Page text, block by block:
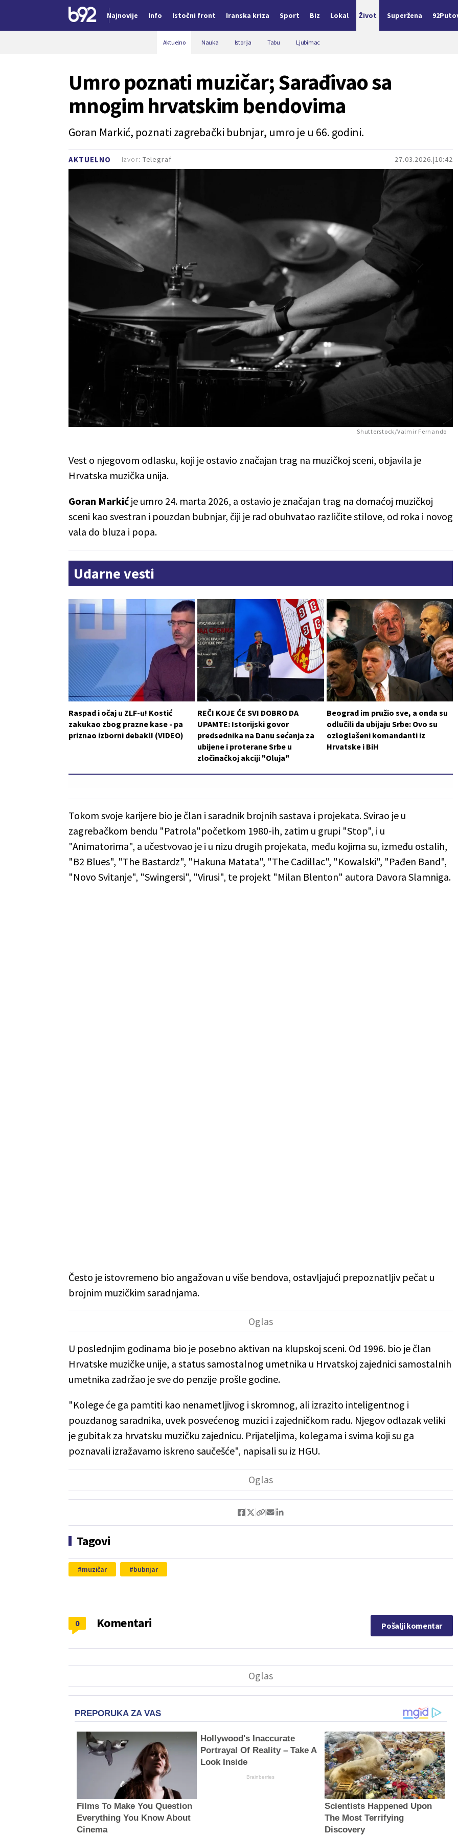
Najnovije Info Istočni front Iranska kriza Sport Biz Lokal Život Superžena
Aktuelno Nauka Istorija Tabu Ljubimac
AKTUELNO 27.03.2026. 10:42
Umro poznati muzičar; Sarađivao sa
mnogim hrvatskim bendovima
Goran Markić, poznati zagrebački bubnjar, umro je u 66. godini.
Izvor: Telegraf
Shutterstock/Valmir Fernando
Vest o njegovom odlasku, koji je ostavio značajan trag na muzičkoj sceni, objavila je
Hrvatska muzička unija.
Goran Markićje umro 24. marta 2026, a ostavio je značajan trag na domaćoj muzičkoj
sceni kao svestran i pouzdan bubnjar, čiji je rad obuhvatao različite stilove, od roka i novog
vala do bluza i popa.
Udarne vesti
Raspad i očaj u ZLF-u! Kostić
zakukao zbog prazne kase - pa
priznao izborni debakl! (VIDEO)
REČI KOJE ĆE SVI DOBRO DA
UPAMTE: Istorijski govor
predsednika na Danu sećanja za
ubijene i proterane Srbe u
zločinačkoj akciji "Oluja"
Beograd im pružio sve, a onda su
odlučili da ubijaju Srbe: Ovo su
ozloglašeni komandanti iz
Hrvatske i BiH
Tokom svoje karijere bio je član i saradnik brojnih sastava i projekata. Svirao je u
zagrebačkom bendu "Patrola"početkom 1980-ih, zatim u grupi "Stop", i u
"Animatorima", a učestvovao je i u nizu drugih projekata, među kojima su, između ostalih,
"B2 Blues", "The Bastardz", "Hakuna Matata", "The Cadillac", "Kowalski", "Pađen Band",
"Novo Svitanje", "Swingersi", "Virusi", te projekt "Milan Blenton" autora Davora Slamniga.
Često je istovremeno bio angažovan u više bendova, ostavljajući prepoznatljiv pečat u
brojnim muzičkim saradnjama.
U poslednjim godinama bio je posebno aktivan na klupskoj sceni. Od 1996. bio je član
Hrvatske muzičke unije, a status samostalnog umetnika u Hrvatskoj zajednici samostalnih
umetnika zadržao je sve do penzije prošle godine.
"Kolege će ga pamtiti kao nenametljivog i skromnog, ali izrazito inteligentnog i
pouzdanog saradnika, uvek posvećenog muzici i zajedničkom radu. Njegov odlazak veliki
je gubitak za hrvatsku muzičku zajednicu. Prijateljima, kolegama i svima koji su ga
poznavali izražavamo iskreno saučešće", napisali su iz HGU.
Tagovi
muzičar bubnjar
Komentari
0 Pošalji komentar
PREPORUKA ZA VAS
Films To Make You Question
Everything You Know About
Cinema
Hollywood's Inaccurate
Portrayal Of Reality – Take A
Look Inside
Brainberries
Scientists Happened Upon
The Most Terrifying
Discovery